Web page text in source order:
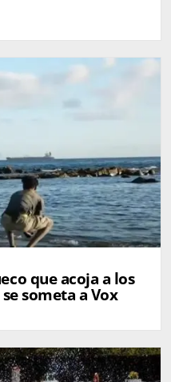
que acoja a los
someta a Vox